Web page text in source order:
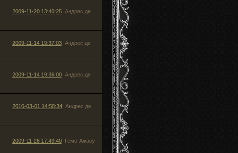
2009-11-20 13:40:25 Андрес де
2009-11-14 19:37:03 Андрес де
2009-11-14 19:36:00 Андрес де
2010-03-01 14:58:34 Андрес де
2009-11-26 17:49:40 Гемо-Ажаву